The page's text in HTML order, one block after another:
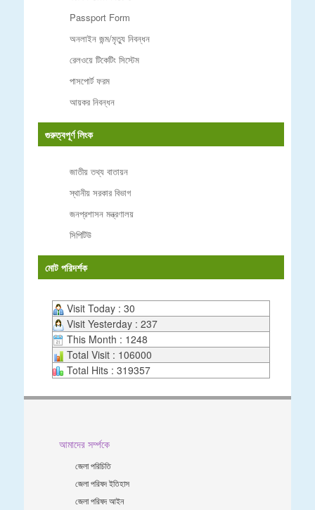
Passport Form
অনলাইন জন্ম/মৃত্যু নিবন্ধন
রেলওয়ে টিকেটিং সিস্টেম
পাসপোর্ট ফরম
আয়কর নিবন্ধন
গুরুত্বপূর্ণ লিংক
জাতীয় তথ্য বাতায়ন
স্থানীয় সরকার বিভাগ
জনপ্রশাসন মন্ত্রণালয়
সিপিটিউ
মোট পরিদর্শক
Visit Today : 30
Visit Yesterday : 237
This Month : 1248
Total Visit : 106000
Total Hits : 319357
আমাদের সর্ম্পকে
জেলা পরিচিতি
জেলা পরিষদ ইতিহাস
জেলা পরিষদ আইন